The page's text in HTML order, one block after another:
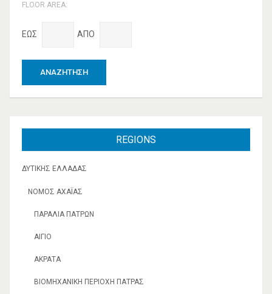
FLOOR AREA:
ΕΩΣ ΑΠΌ
ΑΝΑΖΉΤΗΣΗ
REGIONS
ΔΥΤΙΚΉΣ ΕΛΛΆΔΑΣ
ΝΟΜΌΣ ΑΧΑΪ́ΑΣ
ΠΑΡΑΛΊΑ ΠΑΤΡΏΝ
ΑΊΓΙΟ
ΑΚΡΆΤΑ
ΒΙΟΜΗΧΑΝΙΚΉ ΠΕΡΙΟΧΉ ΠΆΤΡΑΣ